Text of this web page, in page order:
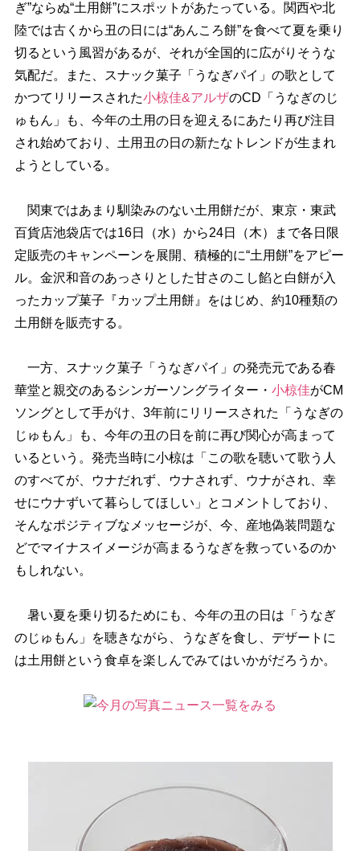
ぎ”ならぬ“土用餅”にスポットがあたっている。関西や北
陸では古くから丑の日には“あんころ餅”を食べて夏を乗り
切るという風習があるが、それが全国的に広がりそうな
気配だ。また、スナック菓子「うなぎパイ」の歌として
かつてリリースされた小椋佳&アルザのCD「うなぎのじ
ゅもん」も、今年の土用の日を迎えるにあたり再び注目
され始めており、土用丑の日の新たなトレンドが生まれ
ようとしている。
関東ではあまり馴染みのない土用餅だが、東京・東武
百貨店池袋店では16日（水）から24日（木）まで各日限
定販売のキャンペーンを展開、積極的に“土用餅”をアピー
ル。金沢和音のあっさりとした甘さのこし餡と白餅が入
ったカップ菓子『カップ土用餅』をはじめ、約10種類の
土用餅を販売する。
一方、スナック菓子「うなぎパイ」の発売元である春
華堂と親交のあるシンガーソングライター・ 小椋佳がCM
ソングとして手がけ、3年前にリリースされた「うなぎの
じゅもん」も、今年の丑の日を前に再び関心が高まって
いるという。発売当時に小椋は「この歌を聴いて歌う人
のすべてが、ウナだれず、ウナされず、ウナがされ、幸
せにウナずいて暮らしてほしい」とコメントしており、
そんなポジティブなメッセージが、今、産地偽装問題な
どでマイナスイメージが高まるうなぎを救っているのか
もしれない。
暑い夏を乗り切るためにも、今年の丑の日は「うなぎ
のじゅもん」を聴きながら、うなぎを食し、デザートに
は土用餅という食卓を楽しんでみてはいかがだろうか。